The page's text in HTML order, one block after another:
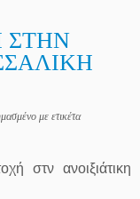
ΣΤΗΝ
με ετικέτα
στν ανοιξιάτικη